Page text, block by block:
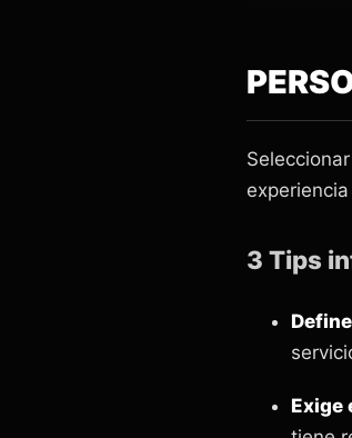
3 Tips
Exige